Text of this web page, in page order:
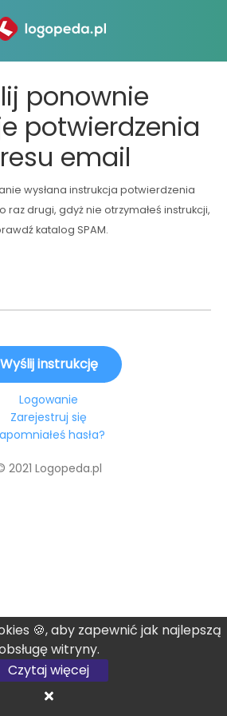
ponownie
potwierdzenia
email
wysłana instrukcja potwierdzenia
raz drugi, gdyż nie otrzymałeś instrukcji,
katalog SPAM.
Logowanie
Zarejestruj się
hasła?
2021 Logopeda.pl
🍪, aby zapewnić jak najlepszą
witryny.
Czytaj więcej